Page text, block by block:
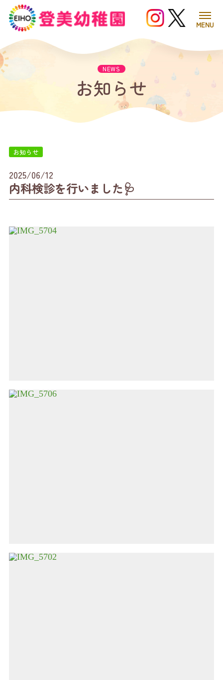
MENU
お知らせ
お知らせ
内科検診を行いました🩺
2025/06/12